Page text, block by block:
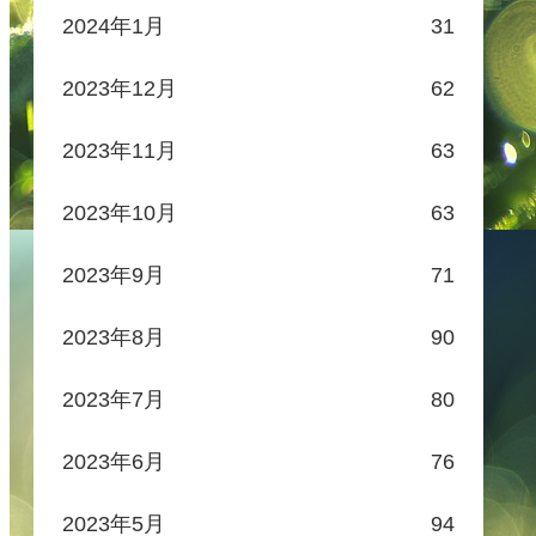
2024年1月 31
2023年12月 62
2023年11月 63
2023年10月 63
2023年9月 71
2023年8月 90
2023年7月 80
2023年6月 76
2023年5月 94